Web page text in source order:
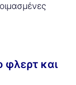
φλερτ και